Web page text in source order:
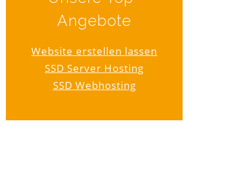
Angebote
Website erstellen lassen
SSD Server Hosting
SSD Webhosting